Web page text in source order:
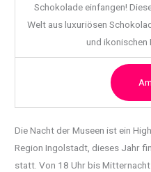
Schokolade einfangen!
Welt aus luxuriösen
und ikonischen
Die Nacht der Museen ist ein
Region Ingolstadt, dieses Jahr
statt. Von 18 Uhr bis